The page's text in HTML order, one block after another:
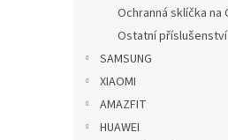
Ochranná sklíčka na
Ostatní příslušenství
SAMSUNG
XIAOMI
AMAZFIT
HUAWEI